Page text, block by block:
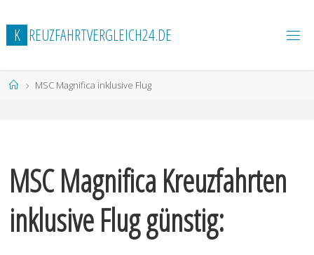
Inhalt
springen
K REUZFAHRTVERGLEICH24.DE
StartMSC Magnifica inklusive Flug
MSC Magnifica Kreuzfahrten
inklusive Flug günstig: